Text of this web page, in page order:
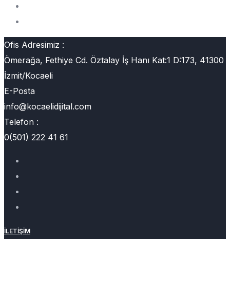
Ofis Adresimiz :
Ömerağa, Fethiye Cd. Öztalay İş Hanı Kat:1 D:173, 41300
İzmit/Kocaeli
E-Posta
info@kocaelidijital.com
Telefon :
0(501) 222 41 61
İLETIŞIM